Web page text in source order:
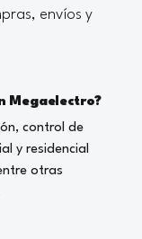
envíos y
Megaelectro?
control de
y residencial
otras